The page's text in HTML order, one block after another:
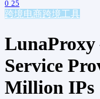
0 25
跨境电商跨境工具
LunaProxy
Service
Million IPs